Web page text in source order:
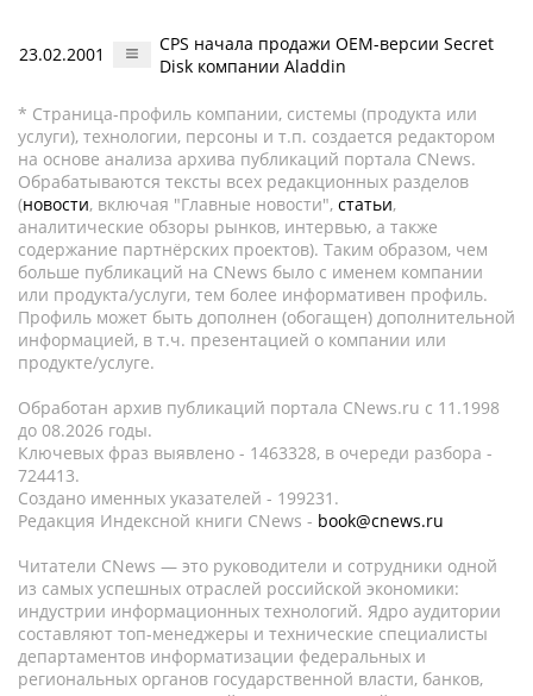
23.02.2001
CPS начала продажи OEM-версии Secret
Disk компании Aladdin
* Страница-профиль компании, системы (продукта или
услуги), технологии, персоны и т.п. создается редактором
на основе анализа архива публикаций портала CNews.
Обрабатываются тексты всех редакционных разделов
(новости, включая "Главные новости", статьи,
аналитические обзоры рынков, интервью, а также
содержание партнёрских проектов). Таким образом, чем
больше публикаций на CNews было с именем компании
или продукта/услуги, тем более информативен профиль.
Профиль может быть дополнен (обогащен) дополнительной
информацией, в т.ч. презентацией о компании или
продукте/услуге.
Обработан архив публикаций портала CNews.ru c 11.1998
до 08.2026 годы.
Ключевых фраз выявлено - 1463328, в очереди разбора -
724413.
Создано именных указателей - 199231.
Редакция Индексной книги CNews - book@cnews.ru
Читатели CNews — это руководители и сотрудники одной
из самых успешных отраслей российской экономики:
индустрии информационных технологий. Ядро аудитории
составляют топ-менеджеры и технические специалисты
департаментов информатизации федеральных и
региональных органов государственной власти, банков,